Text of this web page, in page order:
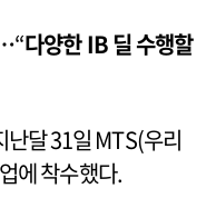
“다양한 IB 딜 수행할
난달 31일 MTS(우리
에 착수했다.